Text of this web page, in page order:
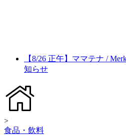
【8/26 正午】ママテナ /
知らせ
>
食品・飲料